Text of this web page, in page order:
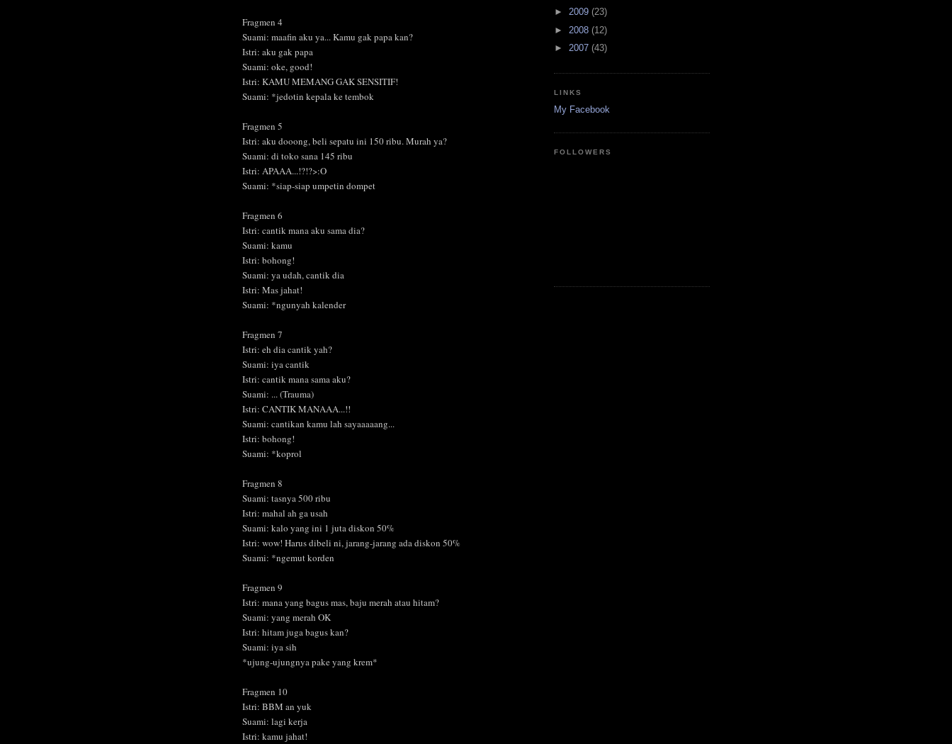
Fragmen 4
Suami: maafin aku ya... Kamu gak papa kan?
Istri: aku gak papa
Suami: oke, good!
Istri: KAMU MEMANG GAK SENSITIF!
Suami: *jedotin kepala ke tembok
Fragmen 5
Istri: aku dooong, beli sepatu ini 150 ribu. Murah ya?
Suami: di toko sana 145 ribu
Istri: APAAA...!?!?>:O
Suami: *siap-siap umpetin dompet
Fragmen 6
Istri: cantik mana aku sama dia?
Suami: kamu
Istri: bohong!
Suami: ya udah, cantik dia
Istri: Mas jahat!
Suami: *ngunyah kalender
Fragmen 7
Istri: eh dia cantik yah?
Suami: iya cantik
Istri: cantik mana sama aku?
Suami: ... (Trauma)
Istri: CANTIK MANAAA...!!
Suami: cantikan kamu lah sayaaaaang...
Istri: bohong!
Suami: *koprol
Fragmen 8
Suami: tasnya 500 ribu
Istri: mahal ah ga usah
Suami: kalo yang ini 1 juta diskon 50%
Istri: wow! Harus dibeli ni, jarang-jarang ada diskon 50%
Suami: *ngemut korden
Fragmen 9
Istri: mana yang bagus mas, baju merah atau hitam?
Suami: yang merah OK
Istri: hitam juga bagus kan?
Suami: iya sih
*ujung-ujungnya pake yang krem*
Fragmen 10
Istri: BBM an yuk
Suami: lagi kerja
Istri: kamu jahat!
► 2009 (23)
► 2008 (12)
► 2007 (43)
LINKS
My Facebook
FOLLOWERS